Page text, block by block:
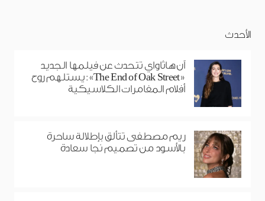
الأحدث
آن هاثاواي تتحدث عن فيلمها الجديد
«The End of Oak Street»: يستلهم روح
أفلام المغامرات الكلاسيكية
ريم مصطفى تتألق بإطلالة ساحرة
بالأسود من تصميم نجا سعادة